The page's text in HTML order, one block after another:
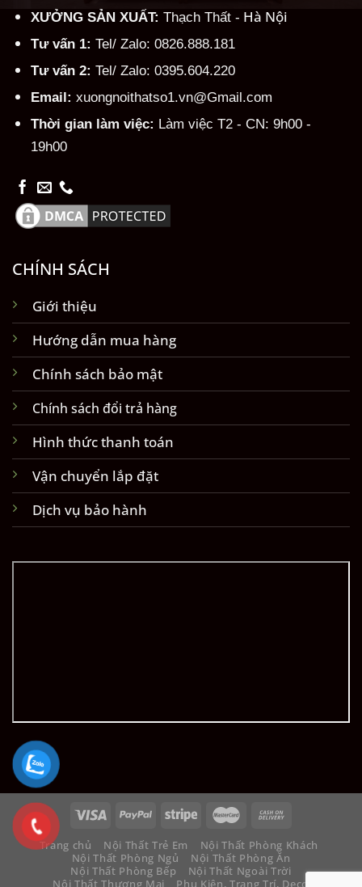
XƯỞNG SẢN XUẤT: Thạch Thất - Hà Nội
Tư vấn 1: Tel/ Zalo: 0826.888.181
Tư vấn 2: Tel/ Zalo: 0395.604.220
Email: xuongnoithatso1.vn@Gmail.com
Thời gian làm việc: Làm việc T2 - CN: 9h00 -
19h00
CHÍNH SÁCH
Giới thiệu
Hướng dẫn mua hàng
Chính sách bảo mật
Chính sách đổi trả hàng
Hình thức thanh toán
Vận chuyển lắp đặt
Dịch vụ bảo hành
Trang chủ Nội Thất Trẻ Em
Nội Thất Phòng Khách
Nội Thất Phòng Ngủ
Nội Thất Phòng Ăn
Nội Thất Phòng Bếp
Nội Thất Ngoài Trời
Nội Thất Thương Mại
Phụ Kiện, Trang Trí, Decor